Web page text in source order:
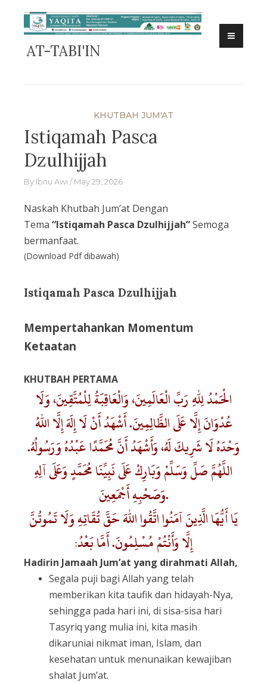
Skip
content
AT-TABI'IN
KHUTBAH JUM'AT
Istiqamah Pasca
Dzulhijjah
By Ibnu Awi May 29, 2026
Naskah Khutbah Jum’at Dengan
Tema “Istiqamah Pasca Dzulhijjah”Semoga
bermanfaat.
(Download Pdf dibawah)
Istiqamah Pasca Dzulhijjah
Mempertahankan Momentum
Ketaatan
KHUTBAH PERTAMA
الْحَمْدُ لِلهِ رَبِّ الْعَالَمِينَ، وَالْعَاقِبَةُ لِلْمُتَّقِينَ، وَلَا
عُدْوَانَ إِلَّا عَلَى الظَّالِمِينَ. أَشْهَدُ أَنْ لَا إِلَهَ إِلَّا اللهُ
وَحْدَهُ لَا شَرِيكَ لَهُ، وَأَشْهَدُ أَنَّ مُحَمَّدًا عَبْدُهُ وَرَسُولُهُ.
اللَّهُمَّ صَلِّ وَسَلِّمْ وَبَارِكْ عَلَى نَبِيِّنَا مُحَمَّدٍ وَعَلَى آلِهِ
وَصَحْبِهِ أَجْمَعِينَ.
يَا أَيُّهَا الَّذِينَ آمَنُوا اتَّقُوا اللهَ حَقَّ تُقَاتِهِ وَلَا تَمُوتُنَّ
إِلَّا وَأَنْتُمْ مُسْلِمُونَ. أَمَّا بَعْدُ:
Hadirin Jamaah Jum’at yang dirahmati Allah,
Segala puji bagi Allah yang telah
memberikan kita taufik dan hidayah-Nya,
sehingga pada hari ini, di sisa-sisa hari
Tasyriq yang mulia ini, kita masih
dikaruniai nikmat iman, Islam, dan
kesehatan untuk menunaikan kewajiban
shalat Jum’at.